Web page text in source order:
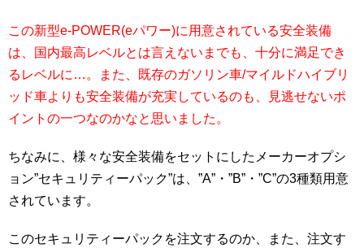
この新型e-POWER(eパワー)に用意されている安全装備
は、国内最高レベルとは言えないまでも、十分に満足でき
るレベルに…。また、既存のガソリン車/マイルドハイブリ
ッド車よりも安全装備が充実しているのも、見逃せないポ
イントの一つなのかなと思いました。
ちなみに、様々な安全装備をセットにしたメーカーオプシ
ョン”セキュリティーパック”は、”A”・”B”・”C”の3種類用意
されています。
このセキュリティーパックを注文するのか、また、注文す